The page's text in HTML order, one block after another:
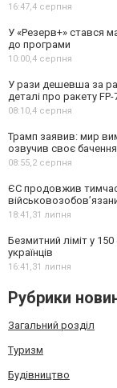
16:47,4 серпня
У «Резерв+» стався
до програми
10:00,4 серпня
У рази дешевша за
деталі про ракету FP-
08:10,4 серпня
Трамп заявив: мир
озвучив своє
08:55,2 серпня
ЄС продовжив
18:41,31 липня
Безмитний ліміт у
українців
16:41,31 липня
Рубрики
Загальний розділ
Туризм
Будівництво